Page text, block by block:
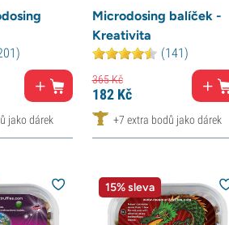
jako dárek
Microdosing balíček -
Kreativita
(141)
365Kč
182Kč
+7 extra bodů jako dárek
15% sleva